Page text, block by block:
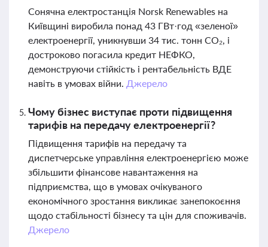
Сонячна електростанція Norsk Renewables на
Київщині виробила понад 43 ГВт·год «зеленої»
електроенергії, уникнувши 34 тис. тонн CO₂, і
достроково погасила кредит НЕФКО,
демонструючи стійкість і рентабельність ВДЕ
навіть в умовах війни. Джерело
Чому бізнес виступає проти підвищення
тарифів на передачу електроенергії?
Підвищення тарифів на передачу та
диспетчерське управління електроенергією може
збільшити фінансове навантаження на
підприємства, що в умовах очікуваного
економічного зростання викликає занепокоєння
щодо стабільності бізнесу та цін для споживачів.
Джерело